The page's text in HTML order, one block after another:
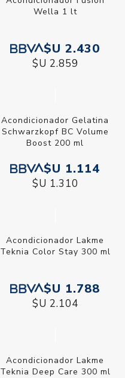
Wella 1 lt
$U 2.430
$U 2.859
Acondicionador Gelatina
Schwarzkopf BC Volume
Boost 200 ml
$U 1.114
$U 1.310
Acondicionador Lakme
Teknia Color Stay 300 ml
$U 1.788
$U 2.104
Acondicionador Lakme
Teknia Deep Care 300 ml